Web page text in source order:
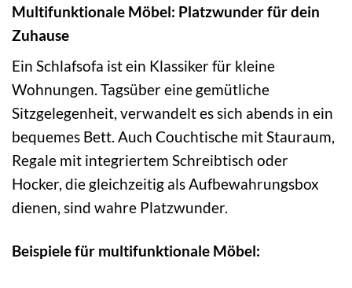
Multifunktionale Möbel: Platzwunder für dein
Zuhause
Ein Schlafsofa ist ein Klassiker für kleine
Wohnungen. Tagsüber eine gemütliche
Sitzgelegenheit, verwandelt es sich abends in ein
bequemes Bett. Auch Couchtische mit Stauraum,
Regale mit integriertem Schreibtisch oder
Hocker, die gleichzeitig als Aufbewahrungsbox
dienen, sind wahre Platzwunder.
Beispiele für multifunktionale Möbel: